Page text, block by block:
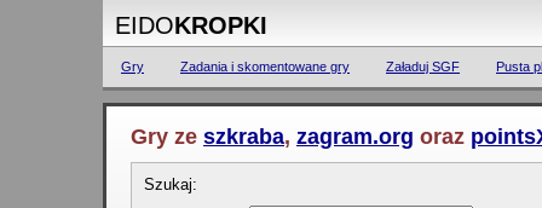
EIDOKROPKI
Gry Zadania i skomentowane gry Załaduj SGF Pusta
Gry ze szkraba, zagram.org oraz
Szukaj: